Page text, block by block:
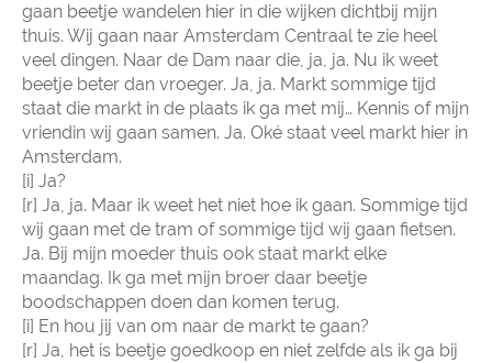
gaan beetje wandelen hier in die wijken dichtbij mijn
thuis. Wij gaan naar Amsterdam Centraal te zie heel
veel dingen. Naar de Dam naar die, ja, ja. Nu ik weet
beetje beter dan vroeger. Ja, ja. Markt sommige tijd
staat die markt in de plaats ik ga met mij… Kennis of mijn
vriendin wij gaan samen. Ja. Oké staat veel markt hier in
Amsterdam.
[i] Ja?
[r] Ja, ja. Maar ik weet het niet hoe ik gaan. Sommige tijd
wij gaan met de tram of sommige tijd wij gaan fietsen.
Ja. Bij mijn moeder thuis ook staat markt elke
maandag. Ik ga met mijn broer daar beetje
boodschappen doen dan komen terug.
[i] En hou jij van om naar de markt te gaan?
[r] Ja, het is beetje goedkoop en niet zelfde als ik ga bij